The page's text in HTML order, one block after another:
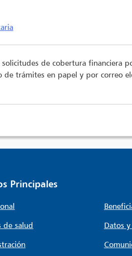
de cobertura financiera
trámites en papel y por correo
Principales
de salud
Datos